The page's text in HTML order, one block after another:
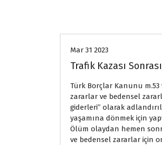
Mar 31 2023
Trafik Kazası
Türk Borçlar Kanunu m.53
zararlar ve bedensel
giderleri” olarak
yaşamına dönmek için
Ölüm olaydan hemen
ve bedensel zararlar için